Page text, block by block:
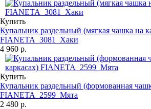
Купить
Купальник раздельный (мягкая чашка на
FIANETA_3081_Хаки
4 960 р.
Купить
Купальник раздельный (формованная
FIANETA_2599_Мята
2 480 р.